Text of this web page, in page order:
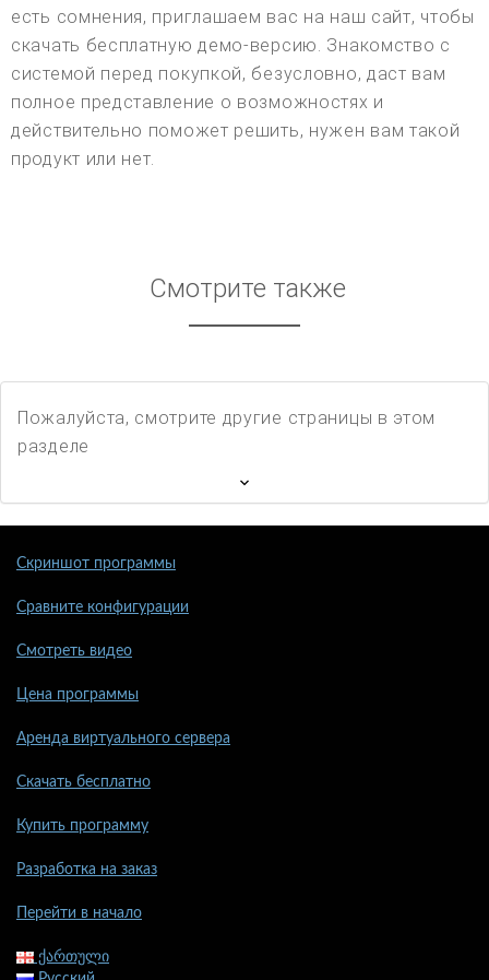
есть сомнения, приглашаем вас на наш сайт, чтобы
скачать бесплатную демо-версию. Знакомство с
системой перед покупкой, безусловно, даст вам
полное представление о возможностях и
действительно поможет решить, нужен вам такой
продукт или нет.
Смотрите также
Пожалуйста, смотрите другие страницы в этом
разделе
Скриншот программы
Сравните конфигурации
Смотреть видео
Цена программы
Аренда виртуального сервера
Скачать бесплатно
Купить программу
Разработка на заказ
Перейти в начало
ქართული